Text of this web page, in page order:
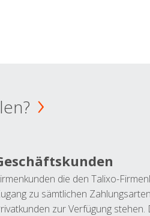
die den Talixo-
zu sämtlichen
zur Verfügung